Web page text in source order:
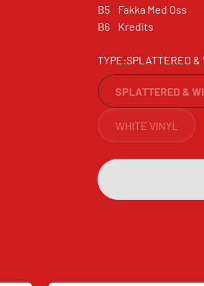
B5 Fakka Med Oss
B6 Kredits
TYPE:SPLATTERED &
SPLATTERED &
WHITE VINYL